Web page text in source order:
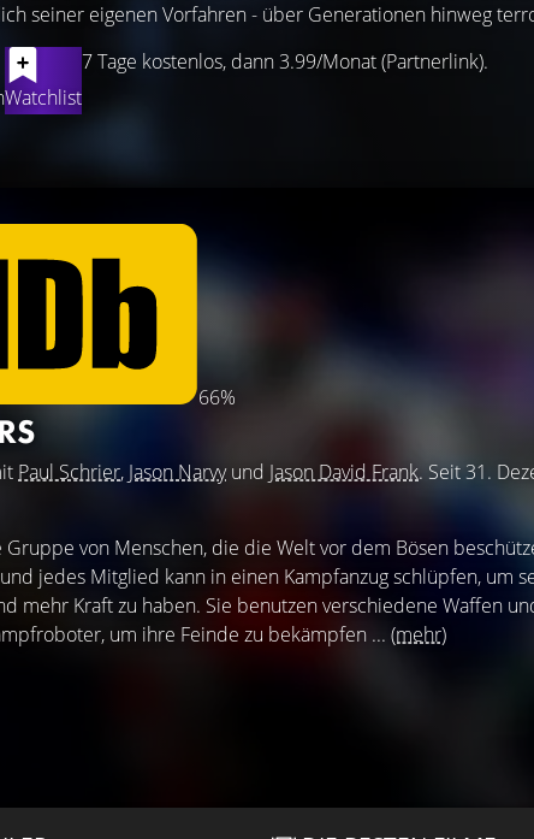
Watchlist
7 Tage kostenlos, dann 3.99/Monat (Partnerlink).
seiner eigenen Vorfahren - über Generationen hinweg
66%
Paul Schrier, Jason Narvyund Jason David Frank. Seit 31.
Gruppe von Menschen, die die Welt vor dem Bösen
jedes Mitglied kann in einen Kampfanzug schlüpfen, um
mehr Kraft zu haben. Sie benutzen verschiedene Waffen
um ihre Feinde zu bekämpfen ... (mehr)